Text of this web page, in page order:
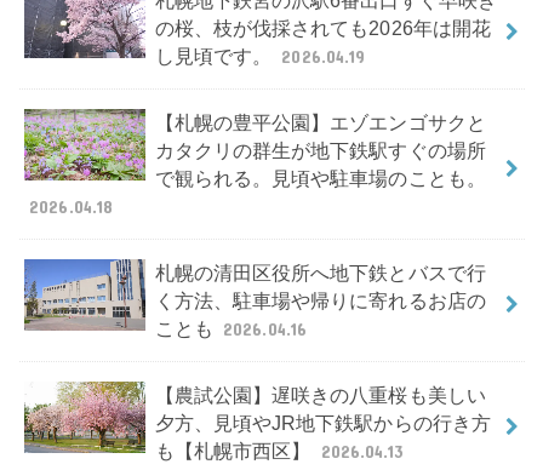
の桜、枝が伐採されても2026年は開花
し見頃です。
2026.04.19
【札幌の豊平公園】エゾエンゴサクと
カタクリの群生が地下鉄駅すぐの場所
で観られる。見頃や駐車場のことも。
2026.04.18
札幌の清田区役所へ地下鉄とバスで行
く方法、駐車場や帰りに寄れるお店の
ことも
2026.04.16
【農試公園】遅咲きの八重桜も美しい
夕方、見頃やJR地下鉄駅からの行き方
も【札幌市西区】
2026.04.13